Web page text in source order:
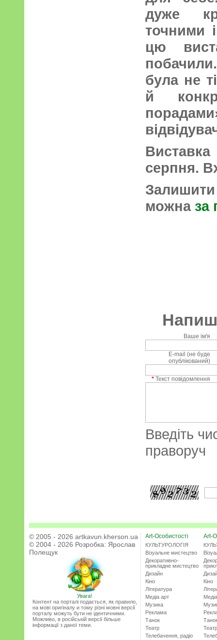
дуже
точними
цю
була не
й
серпня.
можна за
Ваше ім'я
E-mail (не буде
опублікований)
* Текст повідомлення
Введіть
праворуч
© 2005 - 2026 artkavun.kherson.ua
© 2004 - 2026 Розробка: Ярослав
Полещук
Увага!
Контент на порталі подається, як правило,
на мові оригіналу и тому різні мовні версії
порталу можуть бути не ідентичними.
Можливо, в російській версії більше
інформації з даної теми.
Art-Особистості
КУЛЬТУРОЛОГІЯ
Візуальне мистецтво
Декоративно-
прикладне мистецтво
Дизайн
Кіно
Література
Медіа арт
Музика
Реклама
Танок
Театр
Телебачення, радіо
Art-
Кіно
Театр